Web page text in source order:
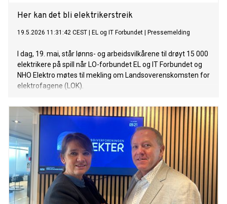
Her kan det bli elektrikerstreik
19.5.2026 11:31:42 CEST EL og IT Forbundet Pressemelding
I dag, 19. mai, står lønns- og arbeidsvilkårene til drøyt 15 000
elektrikere på spill når LO-forbundet EL og IT Forbundet og
NHO Elektro møtes til mekling om Landsoverenskomsten for
elektrofagene (LOK).